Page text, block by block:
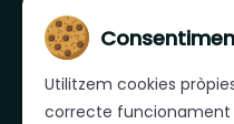
Utilitzem cookies
correcte funcionament